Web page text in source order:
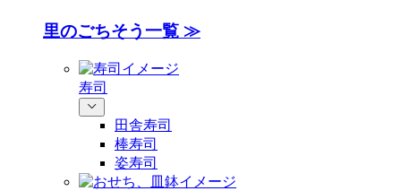
里のごちそう一覧 ≫
寿司
田舎寿司
棒寿司
姿寿司